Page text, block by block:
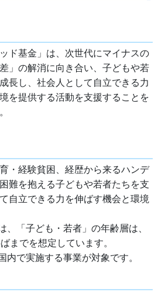
ド基金」は、次世代にマイナスの
」の解消に向き合い、子どもや若
長し、社会人として自立できる力
を提供する活動を支援することを
・経験貧困、経歴から来るハンデ
難を抱える子どもや若者たちを支
自立できる力を伸ばす機会と環境
「子ども・若者」の年齢層は、
までを想定しています。
で実施する事業が対象です。